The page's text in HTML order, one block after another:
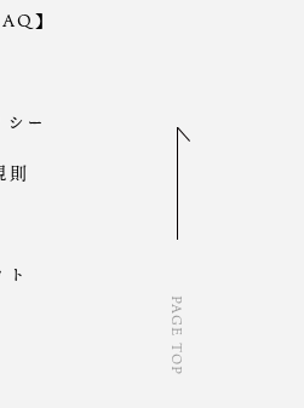
PAGE TOP
】
ー
則